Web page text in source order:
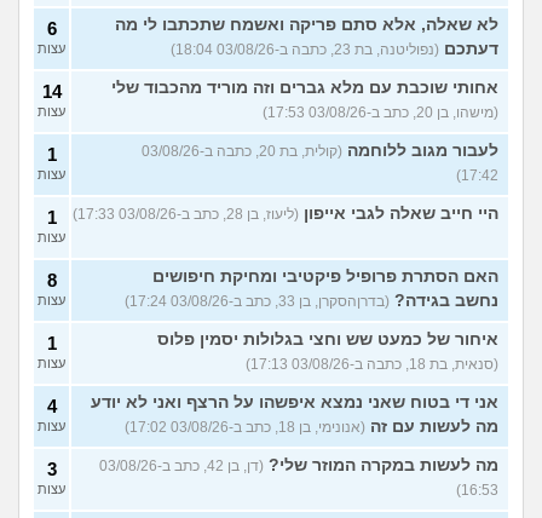
לא שאלה, אלא סתם פריקה ואשמח שתכתבו לי מה
דעתכם (נפוליטנה, בת 23, כתבה ב-03/08/26 18:04)
6
עצות
אחותי שוכבת עם מלא גברים וזה מוריד מהכבוד שלי
(מישהו, בן 20, כתב ב-03/08/26 17:53)
14
עצות
לעבור מגוב ללוחמה
(קולית, בת 20, כתבה ב-03/08/26
17:42)
1
עצות
היי חייב שאלה לגבי אייפון (ליעוז, בן 28, כתב ב-03/08/26 17:33) 1
עצות
האם הסתרת פרופיל פיקטיבי ומחיקת חיפושים
נחשב בגידה? (בדרןהסקרן, בן 33, כתב ב-03/08/26 17:24)
8
עצות
איחור של כמעט שש וחצי בגלולות יסמין פלוס
(סנאית, בת 18, כתבה ב-03/08/26 17:13)
1
עצות
אני די בטוח שאני נמצא איפשהו על הרצף ואני לא יודע
מה לעשות עם זה (אנונימי, בן 18, כתב ב-03/08/26 17:02)
4
עצות
מה לעשות במקרה המוזר שלי?
(דן, בן 42, כתב ב-03/08/26
16:53)
3
עצות